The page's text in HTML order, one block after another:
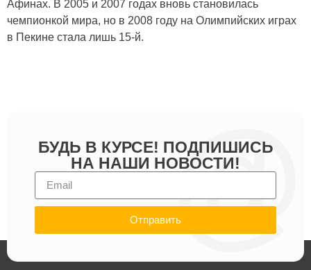
Афинах. В 2005 и 2007 годах вновь становилась
чемпионкой мира, но в 2008 году на Олимпийских играх
в Пекине стала лишь 15-й.
БУДЬ В КУРСЕ! ПОДПИШИСЬ
НА НАШИ НОВОСТИ!
Отправить